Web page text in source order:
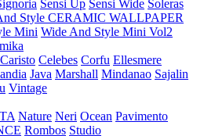
Sensi Up Sensi Wide Soleras
Style CERAMIC WALLPAPER
Mini Wide And Style Mini Vol2
Caristo Celebes Corfu Ellesmere
Java Marshall Mindanao Sajalin
Vintage
Nature Neri Ocean Pavimento
Rombos Studio